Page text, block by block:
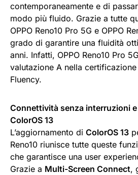
contemporaneamente e di
modo più fluido. Grazie a tutte
OPPO Reno10 Pro 5G e OPPO
grado di garantire una fluidità
anni. Infatti, OPPO Reno10 Pro
valutazione A nella
Fluency.
Connettività senza interruzioni
ColorOS 13
L’aggiornamento di ColorOS 13
Reno10 riunisce tutte queste
che garantisce una user
Grazie a Multi-Screen Connect,